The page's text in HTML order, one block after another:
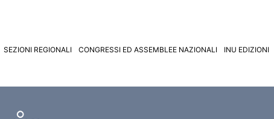
SEZIONI REGIONALI CONGRESSI ED ASSEMBLEE NAZIONALI INU EDIZIONI